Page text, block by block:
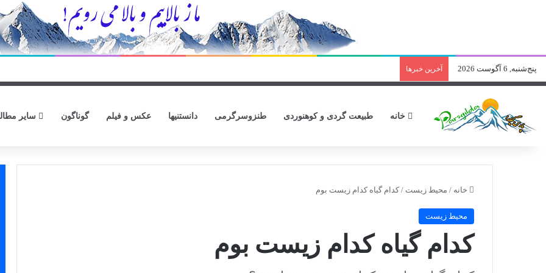
پنج‌شنبه, 6 آگوست 2026 آخرین خبرها
خانه طبیعت گردی و کوهنوردی طنزوسرگرمی دانستنیها عکس و فیلم گوناگون سایر
خانه / محیط زیست / کدام گیاه کدام زیست بوم
محیط زیست
کدام گیاه کدام زیست بوم